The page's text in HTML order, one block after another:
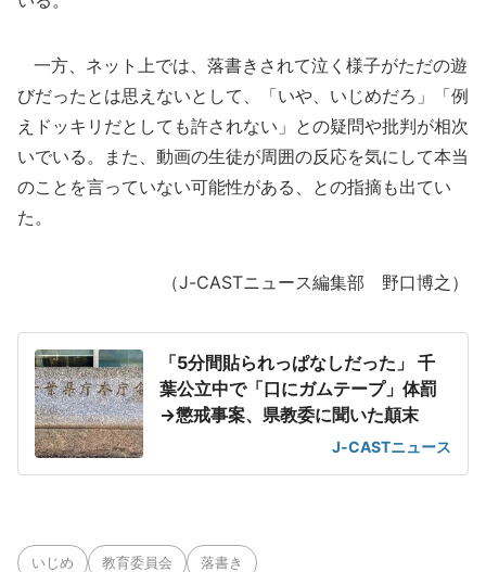
一方、ネット上では、落書きされて泣く様子がただの遊
びだったとは思えないとして、「いや、いじめだろ」「例
えドッキリだとしても許されない」との疑問や批判が相次
いでいる。また、動画の生徒が周囲の反応を気にして本当
のことを言っていない可能性がある、との指摘も出てい
た。
（J-CASTニュース編集部 野口博之）
「5分間貼られっぱなしだった」 千
葉公立中で「口にガムテープ」体罰
→懲戒事案、県教委に聞いた顛末
J-CASTニュース
いじめ 教育委員会 落書き